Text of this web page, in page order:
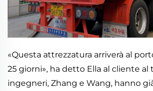
«Questa attrezzatura arriverà al
25 giorni», ha detto Ella al cliente al
ingegneri, Zhang e Wang, hanno